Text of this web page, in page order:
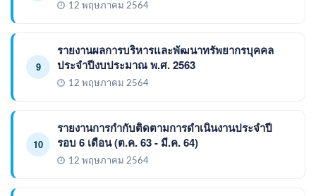
12 พฤษภาคม 2564
9
รายงานผลการบริหารและพัฒนาทรัพยากรบุคคล
ประจำปีงบประมาณ พ.ศ. 2563
12 พฤษภาคม 2564
10
รายงานการกำกับติดตามการดำเนินงานประจำปี
รอบ 6 เดือน (ต.ค. 63 - มี.ค. 64)
12 พฤษภาคม 2564